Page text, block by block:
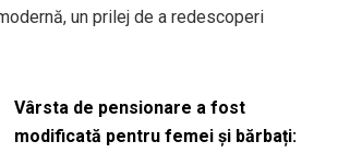
un prilej de a redescoperi
Vârsta de pensionare a fost
modificată pentru femei și bărbați: